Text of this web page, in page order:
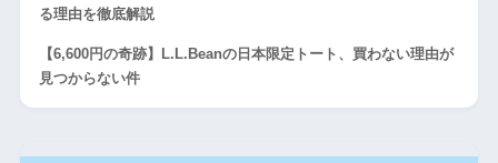
る理由を徹底解説
【6,600円の奇跡】L.L.Beanの日本限定トート、買わない理由が
見つからない件